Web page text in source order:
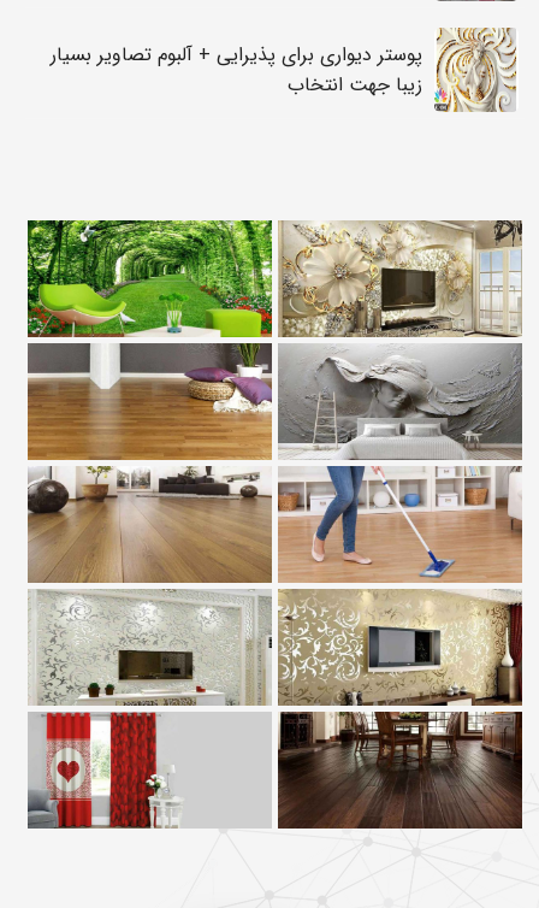
پوستر دیواری برای پذیرایی + آلبوم تصاویر بسیار
زیبا جهت انتخاب